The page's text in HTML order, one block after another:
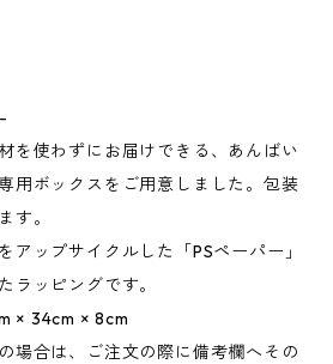
を使わずにお届けできる、あんばい
用ボックスをご用意しました。包装
す。
アップサイクルした「PSペーパー」
ラッピングです。
× 34cm × 8cm
場合は、ご注文の際に備考欄へその